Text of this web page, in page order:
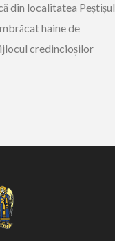
din localitatea Peștișul
haine de
credincioșilor